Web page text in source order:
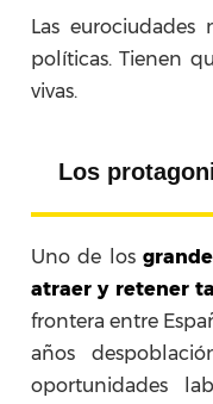
Las
políticas. Tienen
vivas.
Los
Uno de los
atraer y retener
frontera entre
años
oportunidades